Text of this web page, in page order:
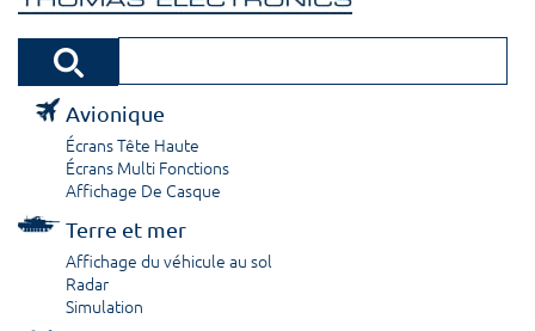
Avionique
Écrans Tête Haute
Écrans Multi Fonctions
Affichage De Casque
Terre et mer
Affichage du véhicule au sol
Radar
Simulation